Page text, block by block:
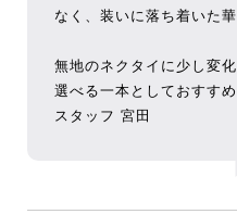
なく、装いに落ち着いた
無地のネクタイに少し変
選べる一本としておすすめ
スタッフ 宮田